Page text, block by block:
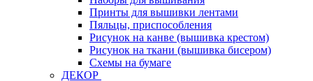
Принты для вышивки лентами
Пяльцы, приспособления
Рисунок на канве (вышивка крестом)
Рисунок на ткани (вышивка бисером)
Схемы на бумаге
ДЕКОР